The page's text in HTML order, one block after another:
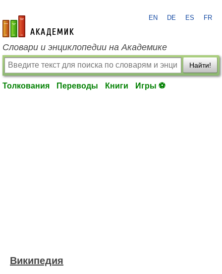
academic.ru
EN DE ES FR
Словари и энциклопедии на Академике
Найти!
Толкования Переводы Книги Игры ⚽
Википедия